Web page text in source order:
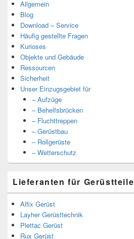
Allgemein
Blog
Download – Service
Häufig gestellte Fragen
Kurioses
Objekte und Gebäude
Ressourcen
Sicherheit
Unser Einzugsgebiet für
– Aufzüge
– Behelfsbrücken
– Fluchttreppen
– Gerüstbau
– Rollgerüste
– Wetterschutz
Lieferanten für Gerüstteile
Alfix Gerüst
Layher Gerüsttechnik
Plettac Gerüst
Rux Gerüst